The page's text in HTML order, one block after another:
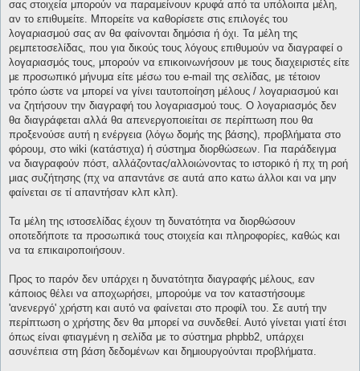
σας στοιχεία μπορούν να παραμείνουν κρυφά από τα υπόλοιπα μέλη,
αν το επιθυμείτε. Μπορείτε να καθορίσετε στις επιλογές του
λογαριασμού σας αν θα φαίνονται δημόσια ή όχι. Τα μέλη της
ρεμπετοσελίδας, που για δικούς τους λόγους επιθυμούν να διαγραφεί ο
λογαριασμός τους, μπορούν να επικοινωνήσουν με τους διαχειριστές είτε
με προσωπικό μήνυμα είτε μέσω του e-mail της σελίδας, με τέτοιον
τρόπο ώστε να μπορεί να γίνει ταυτοποίηση μέλους / λογαριασμού και
να ζητήσουν την διαγραφή του λογαριασμού τους. Ο λογαριασμός δεν
θα διαγράφεται αλλά θα απενεργοποιείται σε περίπτωση που θα
προξενούσε αυτή η ενέργεια (λόγω δομής της βάσης), προβλήματα στο
φόρουμ, στο wiki (κατάστιχα) ή σύστημα διορθώσεων. Για παράδειγμα
να διαγραφούν πόστ, αλλάζοντας/αλλοιώνοντας το ιστορικό ή πχ τη ροή
μιας συζήτησης (πχ να απαντάνε σε αυτά απο κατω άλλοι και να μην
φαίνεται σε τί απαντήσαν κλπ κλπ).
Τα μέλη της ιστοσελίδας έχουν τη δυνατότητα να διορθώσουν
οποτεδήποτε τα προσωπικά τους στοιχεία και πληροφορίες, καθώς και
να τα επικαιροποιήσουν.
Προς το παρόν δεν υπάρχει η δυνατότητα διαγραφής μέλους, εαν
κάποιος θέλει να αποχωρήσει, μπορούμε να τον καταστήσουμε
'ανενεργό' χρήστη και αυτό να φαίνεται στο προφίλ του. Σε αυτή την
περίπτωση ο χρήστης δεν θα μπορεί να συνδεθεί. Αυτό γίνεται γιατί έτσι
όπως είναι φτιαγμένη η σελίδα με το σύστημα phpbb2, υπάρχει
ασυνέπεια στη βάση δεδομένων και δημιουργούνται προβλήματα.